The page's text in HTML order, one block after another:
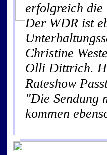
erfolgreich
Der WDR ist
Christine
Olli Dittrich.
Rateshow
"Die Sendung
kommen